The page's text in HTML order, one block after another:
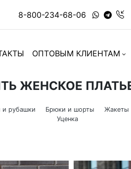
8-800-234-68-06
ОПТОВЫМ КЛИЕНТАМ
ЖЕНСКОЕ
и рубашки Брюки и шорты Жакеты
Уценка